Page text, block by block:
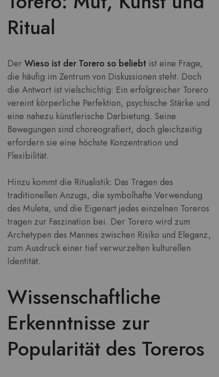
Ritual
Der Wieso ist der Torero so beliebt ist eine Frage,
die häufig im Zentrum von Diskussionen steht. Doch
die Antwort ist vielschichtig: Ein erfolgreicher Torero
vereint körperliche Perfektion, psychische Stärke und
eine nahezu künstlerische Darbietung. Seine
Bewegungen sind choreografiert, doch gleichzeitig
erfordern sie eine höchste Konzentration und
Flexibilität.
Hinzu kommt die Ritualistik: Das Tragen des
traditionellen Anzugs, die symbolhafte Verwendung
des Muleta, und die Eigenart jedes einzelnen Toreros
tragen zur Faszination bei. Der Torero wird zum
Archetypen des Mannes zwischen Risiko und Eleganz,
zum Ausdruck einer tief verwurzelten kulturellen
Identität.
Wissenschaftliche
Erkenntnisse zur
Popularität des Toreros